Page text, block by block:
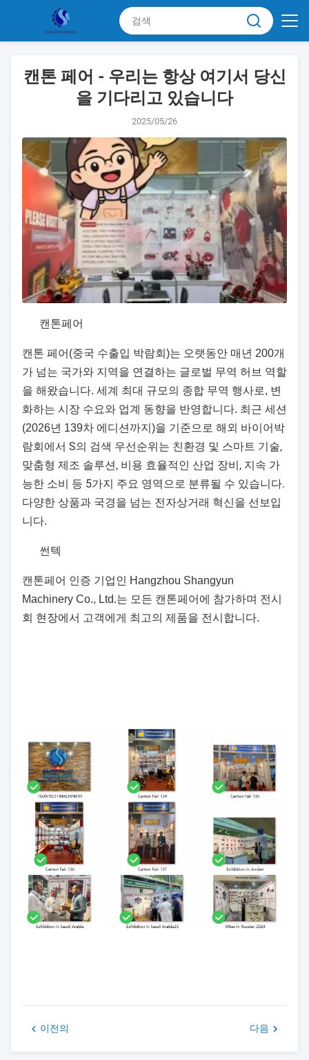
캔톤 페어 - 우리는 항상 여기서 당신
을 기다리고 있습니다
2025/05/26
캔톤페어
캔톤 페어(중국 수출입 박람회)는 오랫동안 매년 200개
가 넘는 국가와 지역을 연결하는 글로벌 무역 허브 역할
을 해왔습니다. 세계 최대 규모의 종합 무역 행사로, 변
화하는 시장 수요와 업계 동향을 반영합니다. 최근 세션
(2026년 139차 에디션까지)을 기준으로 해외 바이어 박
람회에서 S의 검색 우선순위는 친환경 및 스마트 기술,
맞춤형 제조 솔루션, 비용 효율적인 산업 장비, 지속 가
능한 소비 등 5가지 주요 영역으로 분류될 수 있습니다.
다양한 상품과 국경을 넘는 전자상거래 혁신을 선보입
니다.
썬텍
캔톤페어 인증 기업인 Hangzhou Shangyun
Machinery Co., Ltd.는 모든 캔톤페어에 참가하며 전시
회 현장에서 고객에게 최고의 제품을 전시합니다.
이전의 다음